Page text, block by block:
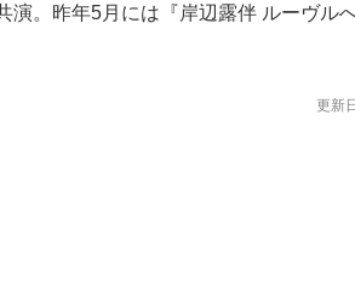
。昨年5月には『岸辺露伴 ルーヴル
更新